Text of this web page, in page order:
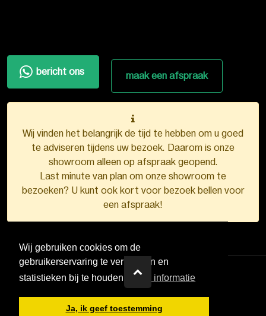
Wij gebruiken cookies om de
gebruikerservaring te verbeteren en
statistieken bij te houden.
Meer informatie
Ja, ik geef toestemming
bericht ons maak een afspraak
Wij vinden het belangrijk de tijd te hebben om u goed
te adviseren tijdens uw bezoek. Daarom is onze
showroom alleen op afspraak geopend.
Last minute van plan om onze showroom te
bezoeken? U kunt ook kort voor bezoek bellen voor
een afspraak!
Ontwerp en realisatie door